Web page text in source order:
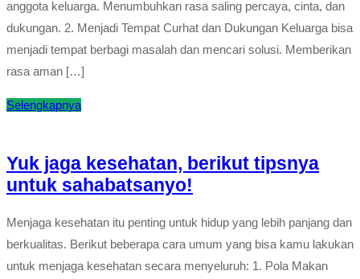
anggota keluarga. Menumbuhkan rasa saling percaya, cinta, dan
dukungan. 2. Menjadi Tempat Curhat dan Dukungan Keluarga bisa
menjadi tempat berbagi masalah dan mencari solusi. Memberikan
rasa aman […]
Selengkapnya
Yuk jaga kesehatan, berikut tipsnya
untuk sahabatsanyo!
Menjaga kesehatan itu penting untuk hidup yang lebih panjang dan
berkualitas. Berikut beberapa cara umum yang bisa kamu lakukan
untuk menjaga kesehatan secara menyeluruh: 1. Pola Makan